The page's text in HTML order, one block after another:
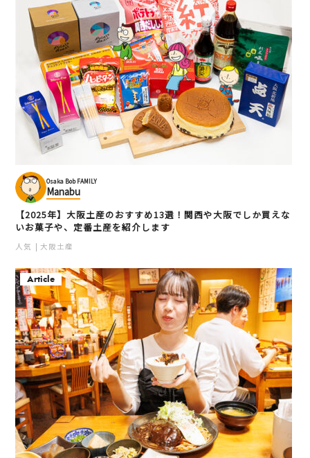
Osaka Bob FAMILY
Manabu
【2025年】大阪土産のおすすめ13選！関西や大阪でしか買えな
いお菓子や、定番土産を紹介します
人気 大阪土産
Article